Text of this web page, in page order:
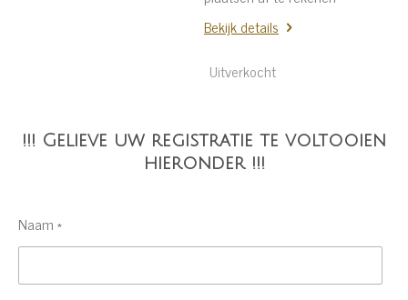
Bekijk details
Uitverkocht
!!! Gelieve uw registratie te voltooien
hieronder !!!
Naam *